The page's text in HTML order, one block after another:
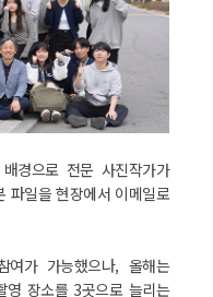
경으로 전문 사진작가가
파일을 현장에서 이메일로
여가 가능했으나, 올해는
영 장소를 3곳으로 늘리는